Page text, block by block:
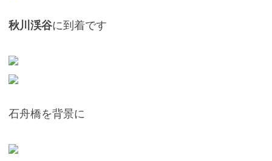
秋川渓谷に到着です
石舟橋を背景に